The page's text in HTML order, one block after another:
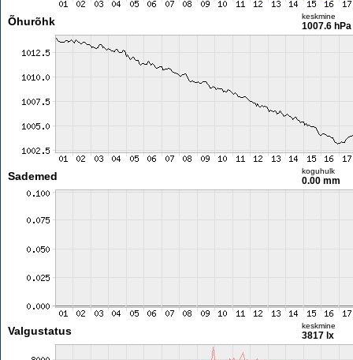
Õhurõhk keskmine
1007.6 hPa
Sademed koguhulk
0.00 mm
Valgustatus keskmine
3817 lx